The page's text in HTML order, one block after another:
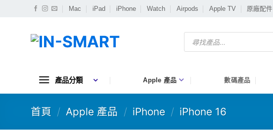
Mac iPad iPhone Watch Airpods Apple TV 原廠配件
Products
search
產品分類 Apple 產品 數碼產品
首頁 / Apple 產品 / iPhone / iPhone 16